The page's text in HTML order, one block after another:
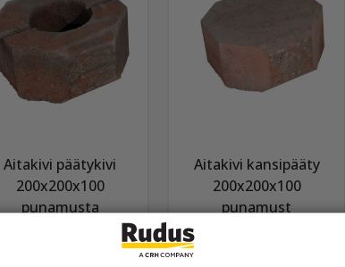
Aitakivi päätykivi
200x200x100
punamusta
Aitakivi kansipääty
200x200x100
punamust